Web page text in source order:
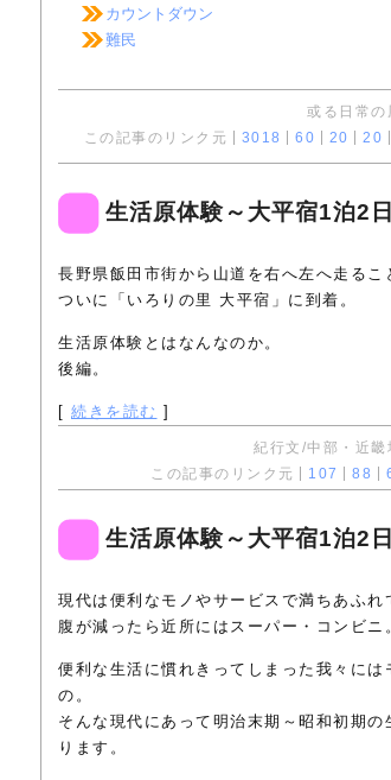
カウントダウン
難民
或る日常の
この記事のリンク元
3018 60 20 20
生活原体験～大平宿1泊2
長野県飯田市街から山道を右へ左へ走るこ
ついに「いろりの里 大平宿」に到着。
生活原体験とはなんなのか。
後編。
[ 続きを読む ]
紀行文/中部・近畿
この記事のリンク元
107 88
生活原体験～大平宿1泊2
現代は便利なモノやサービスで満ちあふれ
腹が減ったら近所にはスーパー・コンビニ
便利な生活に慣れきってしまった我々に
の。
そんな現代にあって明治末期～昭和初期
ります。